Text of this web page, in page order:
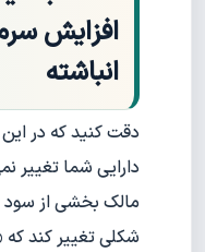
افزایش
انباشته
دقت کنید که در
دارایی شما تغییر
مالک بخشی از سود
شکلی تغییر کند